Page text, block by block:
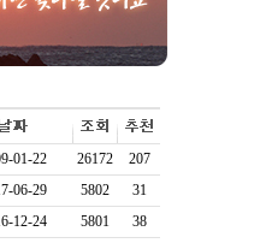
01-22 26172
207
06-29 5802
31
12-24 5801
38